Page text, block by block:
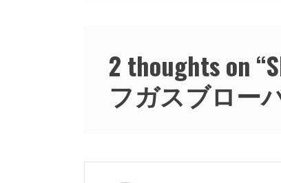
2 thoughts on “
フガスブロー